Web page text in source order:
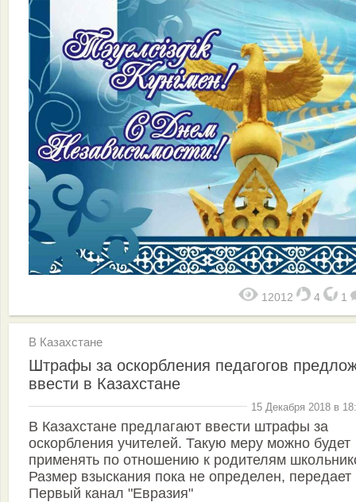
12012 4 1
В Казахстане
Штрафы за оскорбления педагогов
ввести в Казахстане
15 Декабря 2018 в
В Казахстане предлагают ввести штрафы за
оскорбления учителей. Такую меру можно будет
применять по отношению к родителям
Размер взыскания пока не определен, передает
Первый канал "Евразия"